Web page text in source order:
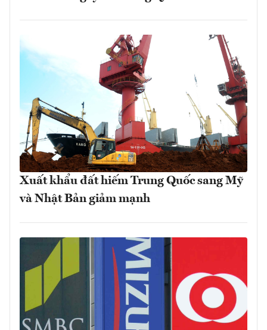
Xuất khẩu đất hiếm Trung Quốc sang Mỹ
và Nhật Bản giảm mạnh